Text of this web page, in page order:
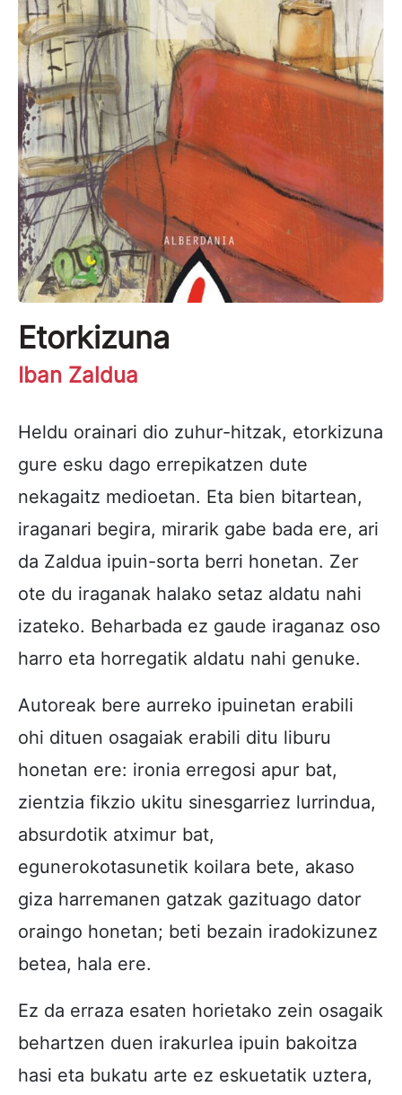
Etorkizuna
Iban Zaldua
Heldu orainari dio zuhur-hitzak, etorkizuna
gure esku dago errepikatzen dute
nekagaitz medioetan. Eta bien bitartean,
iraganari begira, mirarik gabe bada ere, ari
da Zaldua ipuin-sorta berri honetan. Zer
ote du iraganak halako setaz aldatu nahi
izateko. Beharbada ez gaude iraganaz oso
harro eta horregatik aldatu nahi genuke.
Autoreak bere aurreko ipuinetan erabili
ohi dituen osagaiak erabili ditu liburu
honetan ere: ironia erregosi apur bat,
zientzia fikzio ukitu sinesgarriez lurrindua,
absurdotik atximur bat,
egunerokotasunetik koilara bete, akaso
giza harremanen gatzak gazituago dator
oraingo honetan; beti bezain iradokizunez
betea, hala ere.
Ez da erraza esaten horietako zein osagaik
behartzen duen irakurlea ipuin bakoitza
hasi eta bukatu arte ez eskuetatik uztera,